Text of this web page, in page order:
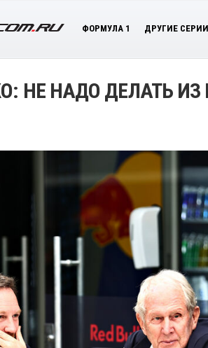
ФОРМУЛА 1 ДРУГИЕ СЕРИИ
НЕ НАДО ДЕЛАТЬ